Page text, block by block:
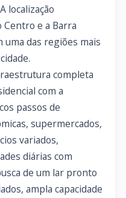
localização
e a Barra
das regiões mais
completa
com a
passos de
supermercados,
variados,
diárias com
de um lar pronto
ampla capacidade